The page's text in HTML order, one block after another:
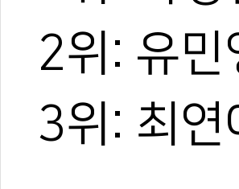
2위: 유민
3위: 최연